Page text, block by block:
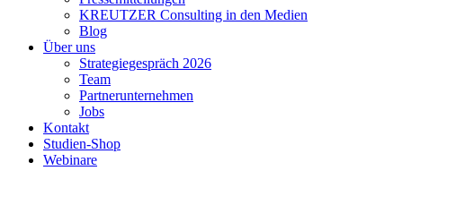
KREUTZER Consulting in den Medien
Blog
Über uns
Strategiegespräch 2026
Team
Partnerunternehmen
Jobs
Kontakt
Studien-Shop
Webinare